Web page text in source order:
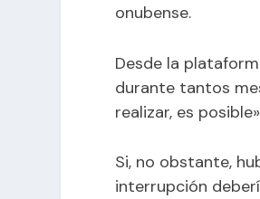
onubense.
Desde la
durante tantos
realizar, es
Si, no obstante,
interrupción